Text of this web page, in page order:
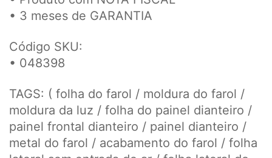
• 3 meses de GARANTIA
Código SKU:
• 048398
TAGS: ( folha do farol / moldura do farol /
moldura da luz / folha do painel dianteiro /
painel frontal dianteiro / painel dianteiro /
metal do farol / acabamento do farol / folha